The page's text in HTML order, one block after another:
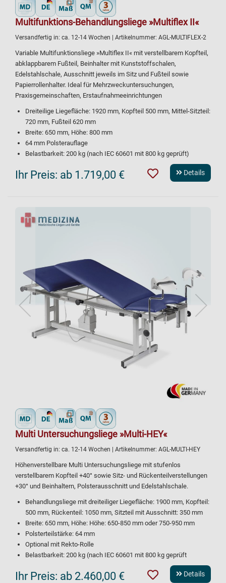
Multifunktions-Behandlungsliege »Multiflex II«
Versandfertig in: ca. 12-14 Wochen | Artikelnummer: AGL-MULTIFLEX-2
Variable Multifunktionsliege »Multiflex II« mit verstellbarem Kopfteil,
abklappbarem Fußteil, Beinhalter mit Kunststoffschalen,
Edelstahlschale, Ausschnitt jeweils im Sitz und Fußteil sowie
Papierrollenhalter. Ideal für Mehrzweckuntersuchungen,
Praxisgemeinschaften, Erstaufnahmeeinrichtungen
Dreiteilige Liegefläche: 1920 mm, Kopfteil 500 mm, Mittel-Sitzteil:
720 mm, Fußteil 620 mm
Breite: 650 mm, Höhe: 800 mm
64 mm Polsterauflage
Belastbarkeit: 200 kg (nach IEC 60601 mit 800 kg geprüft)
Ihr Preis: ab 1.719,00 € Details
Multi Untersuchungsliege »Multi-HEY«
Versandfertig in: ca. 12-14 Wochen | Artikelnummer: AGL-MULTI-HEY
Höhenverstellbare Multi Untersuchungsliege mit stufenlos
verstellbarem Kopfteil +40° sowie Sitz- und Rückenteilverstellungen
+30° und Beinhaltern, Polsterausschnitt und Edelstahlschale.
Behandlungsliege mit dreiteiliger Liegefläche: 1900 mm, Kopfteil:
500 mm, Rückenteil: 1050 mm, Sitzteil mit Ausschnitt: 350 mm
Breite: 650 mm, Höhe: Höhe: 650-850 mm oder 750-950 mm
Polsterteilstärke: 64 mm
Optional mit Rekto-Rolle
Belastbarkeit: 200 kg (nach IEC 60601 mit 800 kg geprüft
Ihr Preis: ab 2.460,00 € Details